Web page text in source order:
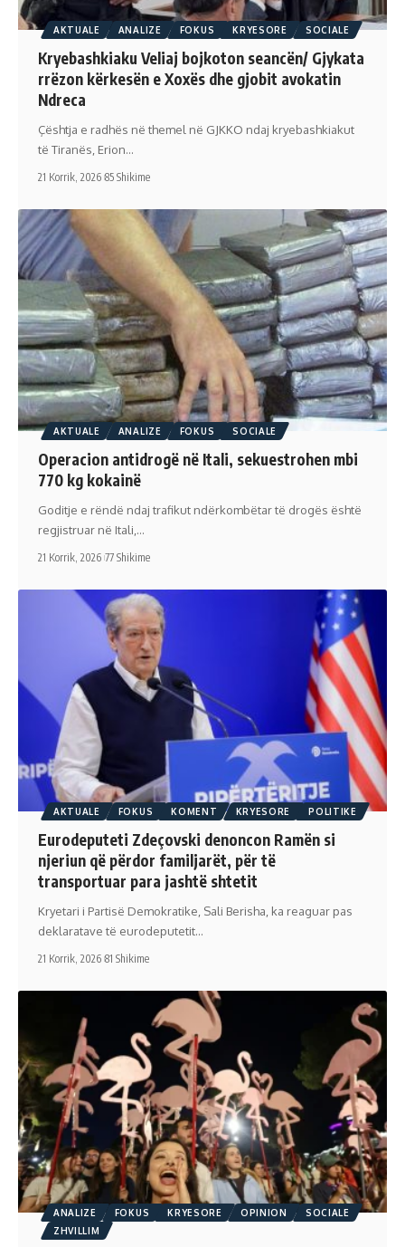
AKTUALE ANALIZE FOKUS KRYESORE SOCIALE
Kryebashkiaku Veliaj bojkoton seancën/ Gjykata
rrëzon kërkesën e Xoxës dhe gjobit avokatin
Ndreca
Çështja e radhës në themel në GJKKO ndaj kryebashkiakut
të Tiranës, Erion…
21 Korrik, 2026 85 Shikime
AKTUALE ANALIZE FOKUS SOCIALE
Operacion antidrogë në Itali, sekuestrohen mbi
770 kg kokainë
Goditje e rëndë ndaj trafikut ndërkombëtar të drogës është
regjistruar në Itali,…
21 Korrik, 2026 77 Shikime
AKTUALE FOKUS KOMENT KRYESORE POLITIKE
Eurodeputeti Zdeçovski denoncon Ramën si
njeriun që përdor familjarët, për të
transportuar para jashtë shtetit
Kryetari i Partisë Demokratike, Sali Berisha, ka reaguar pas
deklaratave të eurodeputetit…
21 Korrik, 2026 81 Shikime
ANALIZE FOKUS KRYESORE OPINION
SOCIALE
ZHVILLIM